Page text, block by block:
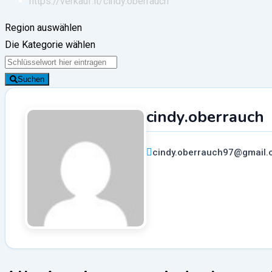
Region auswählen
Die Kategorie wählen
Suchen
cindy.oberrauch